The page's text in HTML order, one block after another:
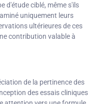
d'étude ciblé, même s'ils
uniquement leurs
ultérieures de ces
contribution valable à
de la pertinence des
des essais cliniques